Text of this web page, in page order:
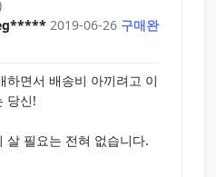
감귤계의 미향 타입입니
끗하고 청결하게 유지하
2019-06-26 구매완
하면서 배송비 아끼려고 이
당신!
살 필요는 전혀 없습니다.